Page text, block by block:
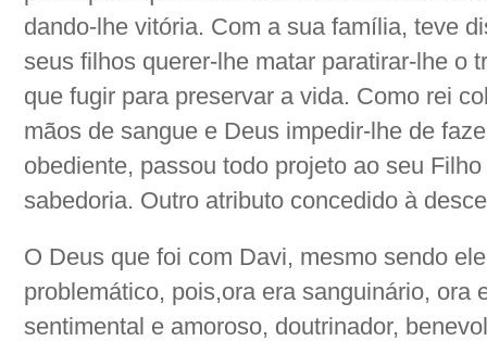
dando-lhe vitória. Com a sua família, teve
seus filhos querer-lhe matar paratirar-lhe o
que fugir para preservar a vida. Como rei
mãos de sangue e Deus impedir-lhe de
obediente, passou todo projeto ao seu
sabedoria. Outro atributo concedido à
O Deus que foi com Davi, mesmo sendo
problemático, pois,ora era sanguinário, ora
sentimental e amoroso, doutrinador,